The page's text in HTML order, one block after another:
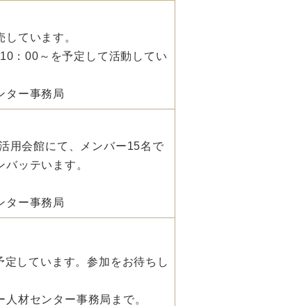
ています。
：00～を予定して活動してい
ター事務局
用会館にて、メンバー15名で
ッテいます。
ター事務局
しています。参加をお待ちし
材センター事務局まで。